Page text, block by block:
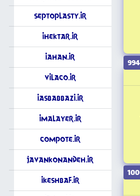
SeptoPlasty.ir
iHektar.ir
iAhan.ir
VilaCo.ir
iAsbaBbazi.ir
iMalayer.ir
Compote.ir
Javankonandeh.ir
iKeshbaf.ir